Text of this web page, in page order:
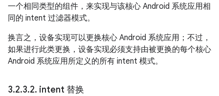
一个相同类型的组件，来实现与该核心 Android 系统应用相
同的 intent 过滤器模式。
换言之，设备实现可以更换核心 Android 系统应用；不过，
如果进行此类更换，设备实现必须支持由被更换的每个核心
Android 系统应用所定义的所有 intent 模式。
3.2.3.2. intent 替换